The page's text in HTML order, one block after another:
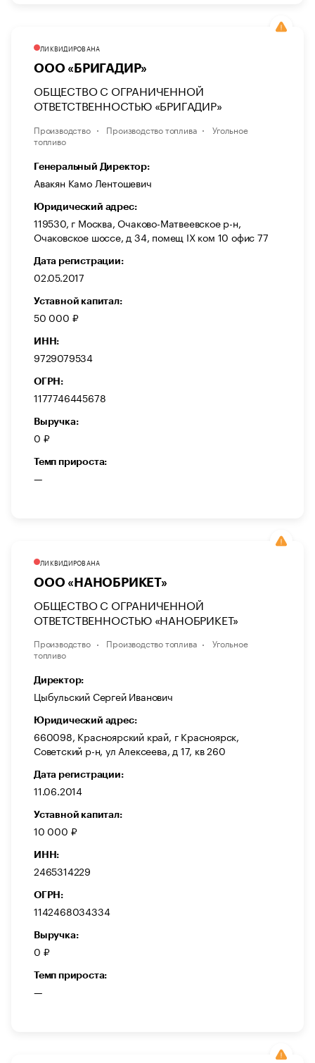
ЛИКВИДИРОВАНА
ООО «БРИГАДИР»
ОБЩЕСТВО С ОГРАНИЧЕННОЙ
ОТВЕТСТВЕННОСТЬЮ «БРИГАДИР»
Производство Производство топлива
Угольное
топливо
Генеральный Директор:
Авакян Камо Лентошевич
Юридический адрес:
119530, г Москва, Очаково-Матвеевское р-н,
Очаковское шоссе, д 34, помещ IX ком 10 офис 77
Дата регистрации:
02.05.2017
Уставной капитал:
50 000 ₽
ИНН:
9729079534
ОГРН:
1177746445678
Выручка:
0 ₽
Темп прироста:
—
ЛИКВИДИРОВАНА
ООО «НАНОБРИКЕТ»
ОБЩЕСТВО С ОГРАНИЧЕННОЙ
ОТВЕТСТВЕННОСТЬЮ «НАНОБРИКЕТ»
Производство Производство топлива
Угольное
топливо
Директор:
Цыбульский Сергей Иванович
Юридический адрес:
660098, Красноярский край, г Красноярск,
Советский р-н, ул Алексеева, д 17, кв 260
Дата регистрации:
11.06.2014
Уставной капитал:
10 000 ₽
ИНН:
2465314229
ОГРН:
1142468034334
Выручка:
0 ₽
Темп прироста:
—